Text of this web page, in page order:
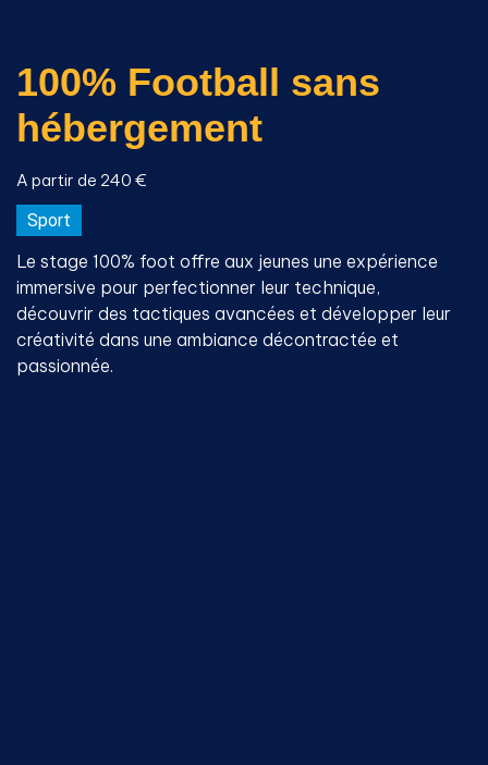
100% Football sans
hébergement
A partir de 240 €
Sport
Le stage 100% foot offre aux jeunes une expérience
immersive pour perfectionner leur technique,
découvrir des tactiques avancées et développer leur
créativité dans une ambiance décontractée et
passionnée.